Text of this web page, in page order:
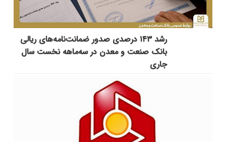
رشد ۱۴۳ درصدی صدور ضمانت‌نامه‌های ریالی
بانک صنعت و معدن در سه‌ماهه نخست سال
جاری